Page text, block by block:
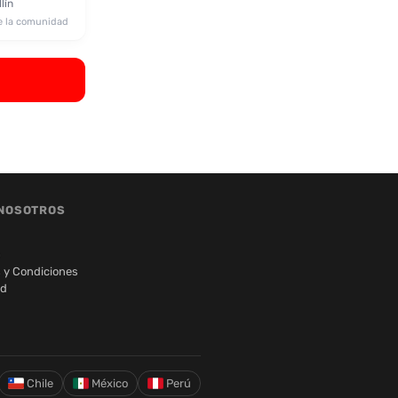
la comunidad
y Condiciones
Chile México Perú